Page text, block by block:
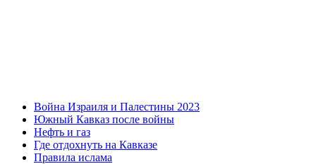
Война Израиля и Палестины 2023
Южный Кавказ после войны
Нефть и газ
Где отдохнуть на Кавказе
Правила ислама